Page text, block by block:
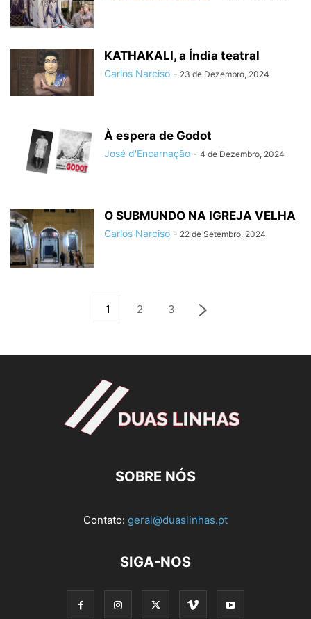
KATHAKALI, a Índia teatral
Carlos Narciso - 23 de Dezembro, 2024
À espera de Godot
José d'Encarnação - 4 de Dezembro, 2024
O SUBMUNDO NA IGREJA VELHA
Carlos Narciso - 22 de Setembro, 2024
1 2 3
SOBRE NÓS
Contato: geral@duaslinhas.pt
SIGA-NOS